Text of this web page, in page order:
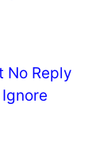
No Reply